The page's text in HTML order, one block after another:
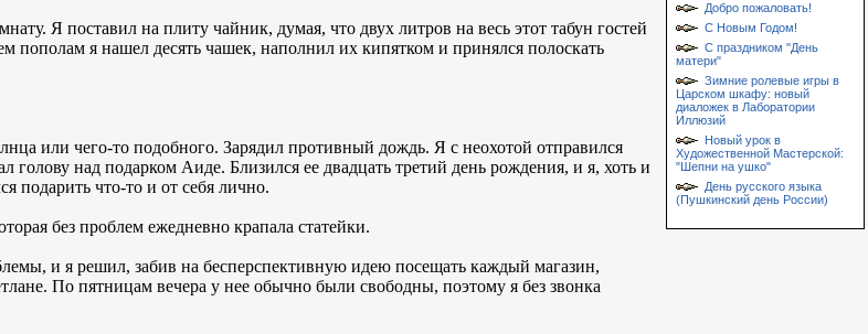
Я поставил на плиту чайник, думая, что двух литров на весь этот табун гостей
пополам я нашел десять чашек, наполнил их кипятком и принялся полоскать
или чего-то подобного. Зарядил противный дождь. Я с неохотой отправился
голову над подарком Аиде. Близился ее двадцать третий день рождения, и я, хоть и
подарить что-то и от себя лично.
без проблем ежедневно крапала статейки.
и я решил, забив на бесперспективную идею посещать каждый магазин,
По пятницам вечера у нее обычно были свободны, поэтому я без звонка
Добро пожаловать!
С Новым Годом!
С праздником "День
матери"
Зимние ролевые игры в
Царском шкафу: новый
диаложек в Лаборатории
Иллюзий
Новый урок в
Художественной Мастерской:
"Шепни на ушко"
День русского языка
(Пушкинский день России)